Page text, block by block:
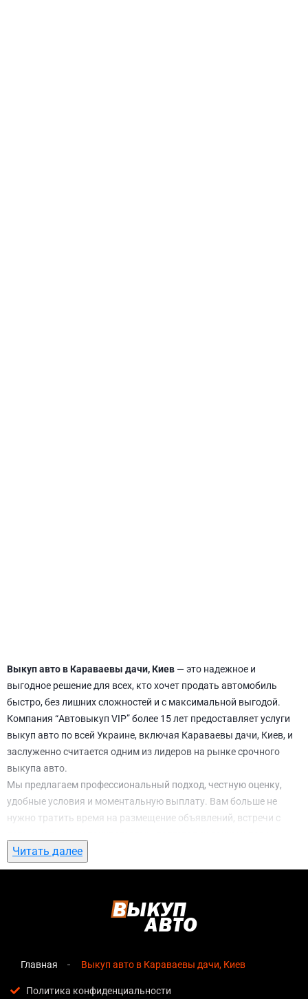
Выкуп авто в Караваевы дачи, Киев — это надежное и
выгодное решение для всех, кто хочет продать автомобиль
быстро, без лишних сложностей и с максимальной выгодой.
Компания “Автовыкуп VIP” более 15 лет предоставляет услуги
выкуп авто по всей Украине, включая Караваевы дачи, Киев, и
заслуженно считается одним из лидеров на рынке срочного
выкупа авто.
Мы предлагаем профессиональный подход, честную оценку,
удобные условия и моментальную выплату. Вам больше не
нужно тратить время на размещение объявлений, встречи с
ожидание. С нами вы можете
Киеввсего за 1 день.
авто в Караваевы дачи, Киев
озвучивается сразу после обращения, без скрытых
Прозрачные условия— все этапы сделки полностью
Читать далее
Главная Выкуп авто в Караваевы дачи, Киев
Политика конфиденциальности